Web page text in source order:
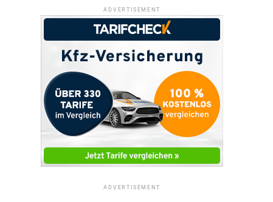
ADVERTISEMENT
ADVERTISEMENT